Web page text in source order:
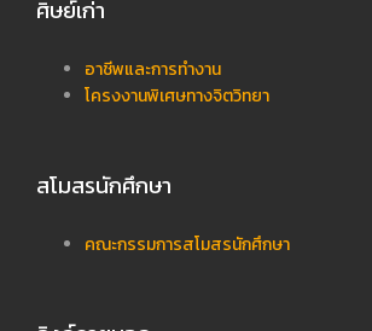
ศิษย์เก่า
อาชีพและการทำงาน
โครงงานพิเศษทางจิตวิทยา
สโมสรนักศึกษา
คณะกรรมการสโมสรนักศึกษา